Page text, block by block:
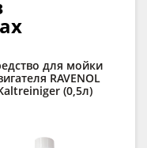
для мойки
RAVENOL
(0,5л)